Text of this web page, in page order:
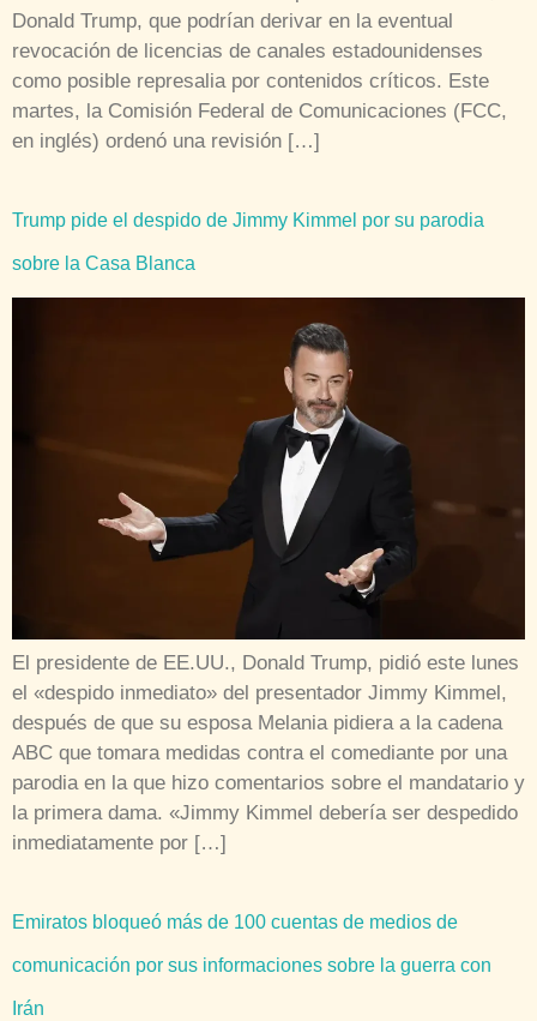
Donald Trump, que podrían derivar en la eventual
revocación de licencias de canales estadounidenses
como posible represalia por contenidos críticos. Este
martes, la Comisión Federal de Comunicaciones (FCC,
en inglés) ordenó una revisión […]
Trump pide el despido de Jimmy Kimmel por su parodia
sobre la Casa Blanca
El presidente de EE.UU., Donald Trump, pidió este lunes
el «despido inmediato» del presentador Jimmy Kimmel,
después de que su esposa Melania pidiera a la cadena
ABC que tomara medidas contra el comediante por una
parodia en la que hizo comentarios sobre el mandatario y
la primera dama. «Jimmy Kimmel debería ser despedido
inmediatamente por […]
Emiratos bloqueó más de 100 cuentas de medios de
comunicación por sus informaciones sobre la guerra con
Irán